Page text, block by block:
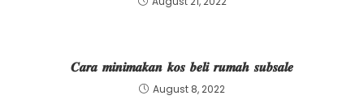
𝑪𝒂𝒓𝒂 𝒎𝒊𝒏𝒊𝒎𝒂𝒌𝒂𝒏 𝒌𝒐𝒔 𝒃𝒆𝒍𝒊 𝒓𝒖𝒎𝒂𝒉 𝒔𝒖𝒃𝒔𝒂𝒍𝒆
August 8, 2022